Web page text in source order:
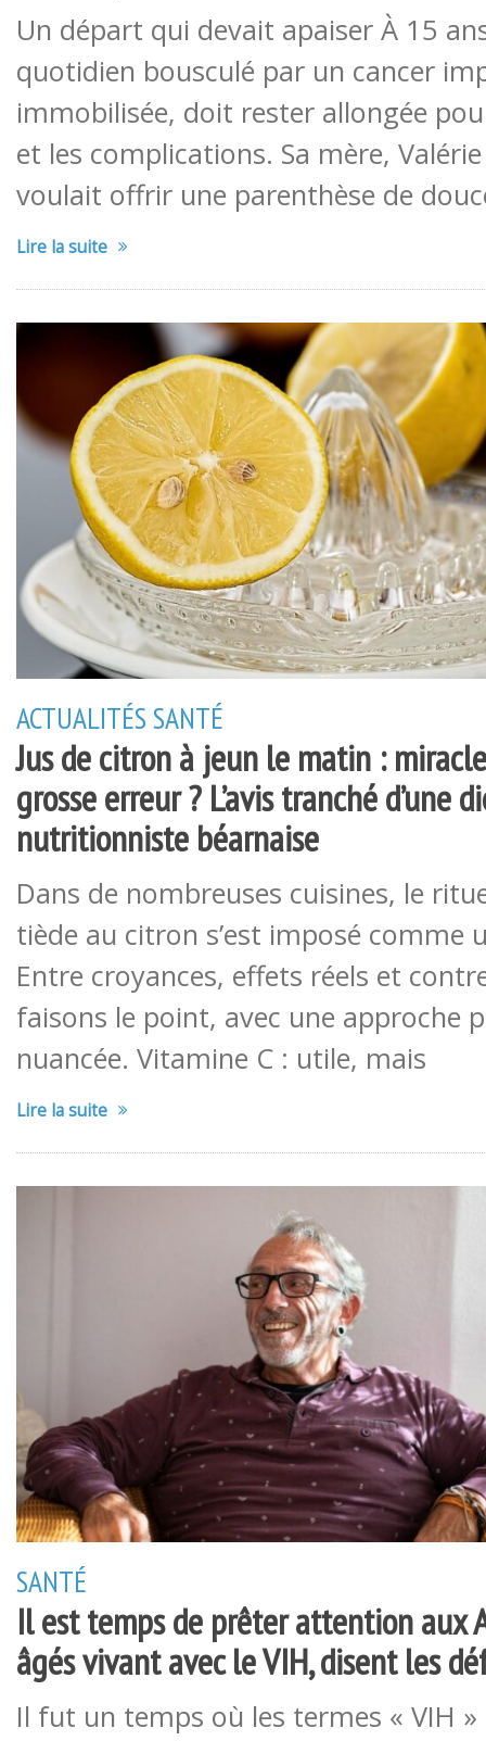
Un départ qui devait apaiser À 15
quotidien bousculé par un cancer
immobilisée, doit rester allongée
et les complications. Sa mère,
voulait offrir une parenthèse de
Lire la suite
ACTUALITÉSSANTÉ
Jus de citron à jeun le matin :
grosse erreur ? L’avis tranché d’une
nutritionniste béarnaise
Dans de nombreuses cuisines, le
tiède au citron s’est imposé comme
Entre croyances, effets réels et
faisons le point, avec une approche
nuancée. Vitamine C : utile, mais
Lire la suite
SANTÉ
Il est temps de prêter attention aux
âgés vivant avec le VIH, disent les
Il fut un temps où les termes « VIH